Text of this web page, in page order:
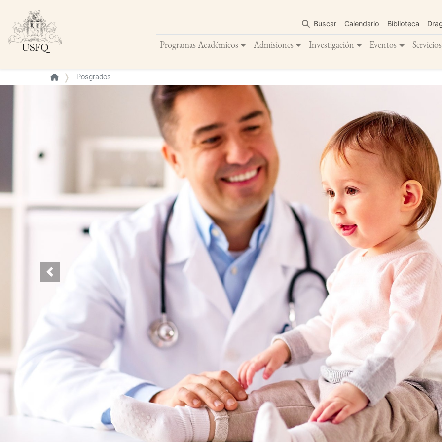
contenido
principal
Buscar Calendario Biblioteca
Programas Académicos Admisiones Investigación Eventos Servicios
Buscar
Posgrados
Previous